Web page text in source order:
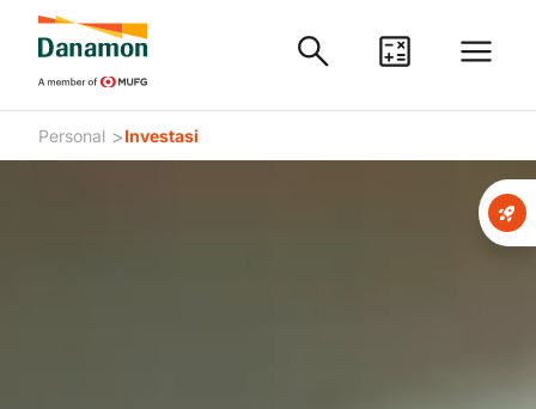
Personal >Investasi